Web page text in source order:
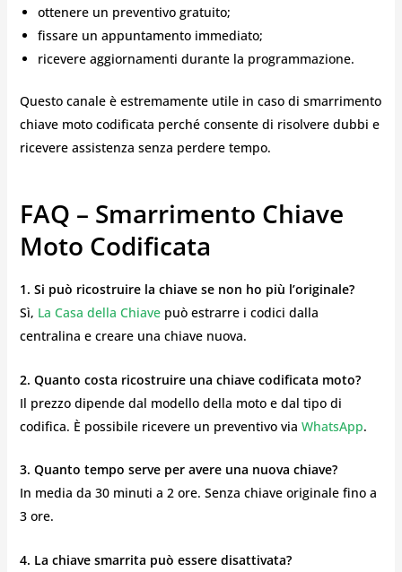
ottenere un preventivo gratuito;
fissare un appuntamento immediato;
ricevere aggiornamenti durante la programmazione.
Questo canale è estremamente utile in caso di smarrimento
chiave moto codificata perché consente di risolvere dubbi e
ricevere assistenza senza perdere tempo.
FAQ – Smarrimento Chiave
Moto Codificata
1. Si può ricostruire la chiave se non ho più l’originale?
Sì, La Casa della Chiavepuò estrarre i codici dalla
centralina e creare una chiave nuova.
2. Quanto costa ricostruire una chiave codificata moto?
Il prezzo dipende dal modello della moto e dal tipo di
codifica. È possibile ricevere un preventivo via WhatsApp.
3. Quanto tempo serve per avere una nuova chiave?
In media da 30 minuti a 2 ore. Senza chiave originale fino a
3 ore.
4. La chiave smarrita può essere disattivata?